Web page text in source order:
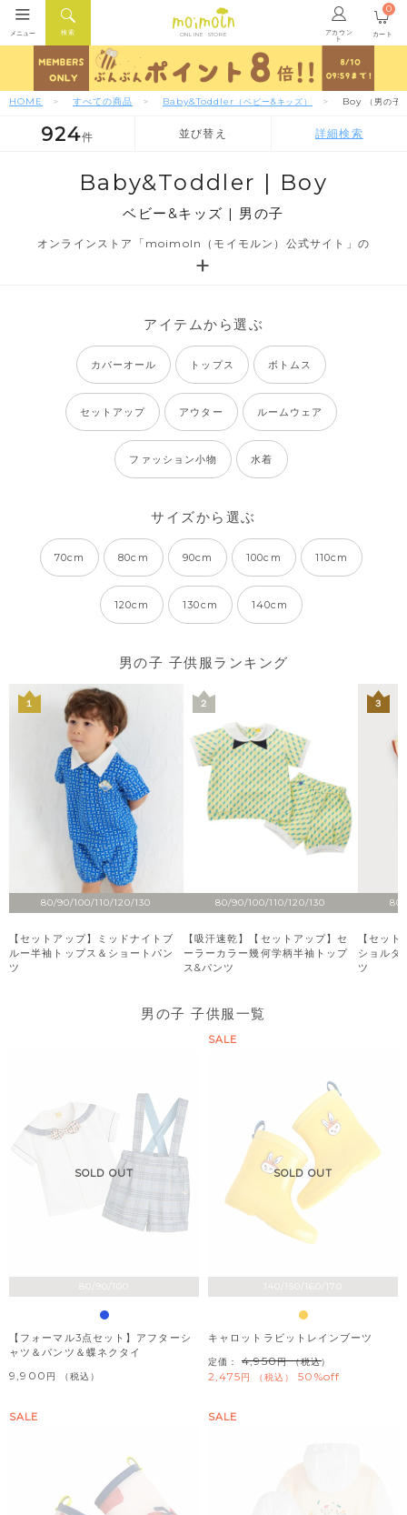
ONLINE STORE アカウン
ト
検索
メニュー カート
0
HOME すべての商品 Baby&Toddler （ベビー&キッズ） Boy （男の子
並び替え
価格が安い順
924件 詳細検索
Baby&Toddler | Boy
ベビー&キッズ | 男の子
オンラインストア「moimoln（モイモルン）公式サイト」の
アイテムから選ぶ
カバーオール トップス ボトムス
セットアップ アウター ルームウェア
ファッション小物 水着
サイズから選ぶ
70cm 80cm 90cm 100cm 110cm
120cm 130cm 140cm
男の子 子供服ランキング
１
80/90/100/110/120/130
【セットアップ】ミッドナイトブ
ルー半袖トップス＆ショートパン
ツ
２
80/90/100/110/120/130
【吸汗速乾】【セットアップ】セ
ーラーカラー幾何学柄半袖トップ
ス&パンツ
３
80/
【セッ
ショルダ
ツ
男の子 子供服一覧
80/90/100
SOLD OUT
【フォーマル3点セット】アフターシ
ャツ＆パンツ＆蝶ネクタイ
9,900 税込
140/150/160/170
SOLD OUT
SALE
キャロットラビットレインブーツ
定価： 4,950 （税込）
2,475 税込 50%off
SALE SALE